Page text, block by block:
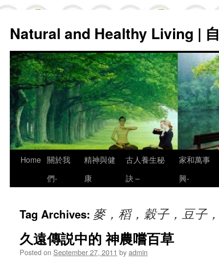
Natural and Healthy Living |
Skip
Home 關於我
們-
精神與健
康
古人養生秘
訣 –
家和萬事
興-
Tag Archives: 麥，稻，穀子，豆子
久遠傳説中的 神農嚐百草
Posted on September 27, 2011 byadmin